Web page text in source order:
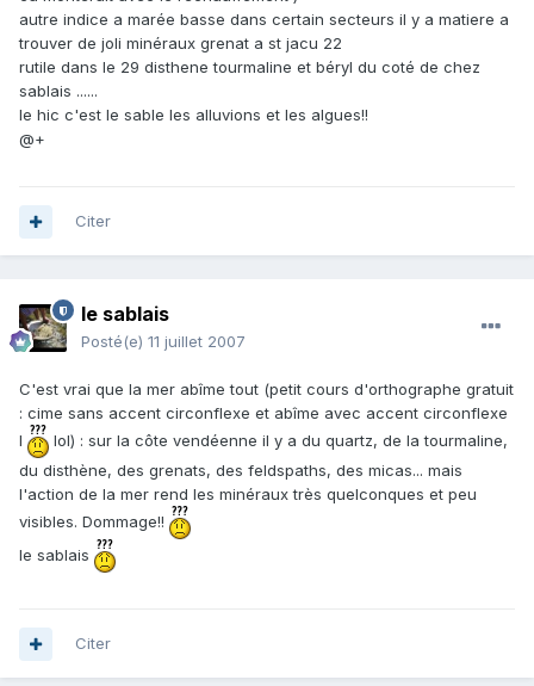
autre indice a marée basse dans certain secteurs il y a matiere a
trouver de joli minéraux grenat a st jacu 22
rutile dans le 29 disthene tourmaline et béryl du coté de chez
sablais ......
le hic c'est le sable les alluvions et les algues!!
@+
Citer
le sablais
Posté(e) 11 juillet 2007
C'est vrai que la mer abîme tout (petit cours d'orthographe gratuit
: cime sans accent circonflexe et abîme avec accent circonflexe
l
lol) : sur la côte vendéenne il y a du quartz, de la tourmaline,
du disthène, des grenats, des feldspaths, des micas... mais
l'action de la mer rend les minéraux très quelconques et peu
visibles. Dommage!!
le sablais
Citer